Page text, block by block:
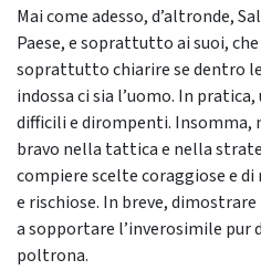
Mai come adesso, d’altronde,
Paese, e soprattutto ai suoi, che
soprattutto chiarire se dentro
indossa ci sia l’uomo. In
difficili e dirompenti. Insomma,
bravo nella tattica e nella
compiere scelte coraggiose e
e rischiose. In breve,
a sopportare l’inverosimile pur
poltrona.